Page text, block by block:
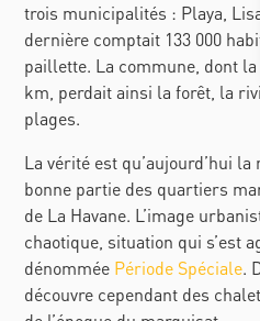
trois municipalités : Playa,
dernière comptait 133 000
paillette. La commune, dont
km, perdait ainsi la forêt, la
plages.
La vérité est qu’aujourd’hui
bonne partie des quartiers
de La Havane. L’image
chaotique, situation qui s’est
dénommée Période Spéciale.
découvre cependant des